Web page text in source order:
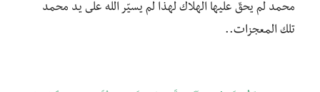
محمد لم يحقّ عليها الهلاك لهذا لم يسيّر الله على يد محمد
تلك المعجزات..